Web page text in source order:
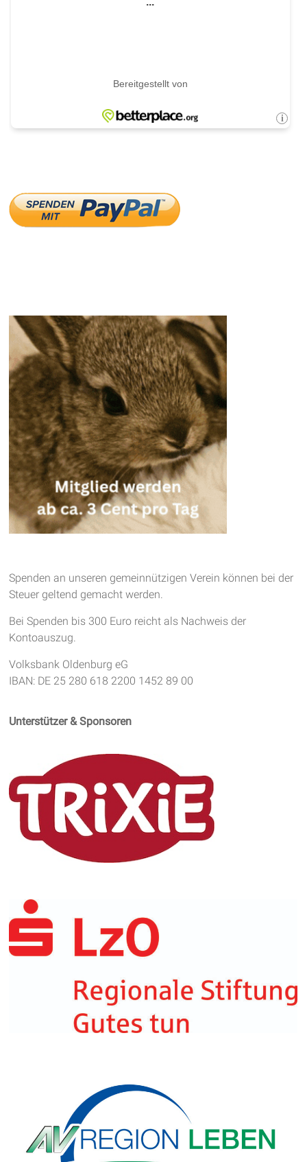
Spenden an unseren gemeinnützigen Verein können bei der
Steuer geltend gemacht werden.
Bei Spenden bis 300 Euro reicht als Nachweis der
Kontoauszug.
Volksbank Oldenburg eG
IBAN: DE 25 280 618 2200 1452 89 00
Unterstützer & Sponsoren